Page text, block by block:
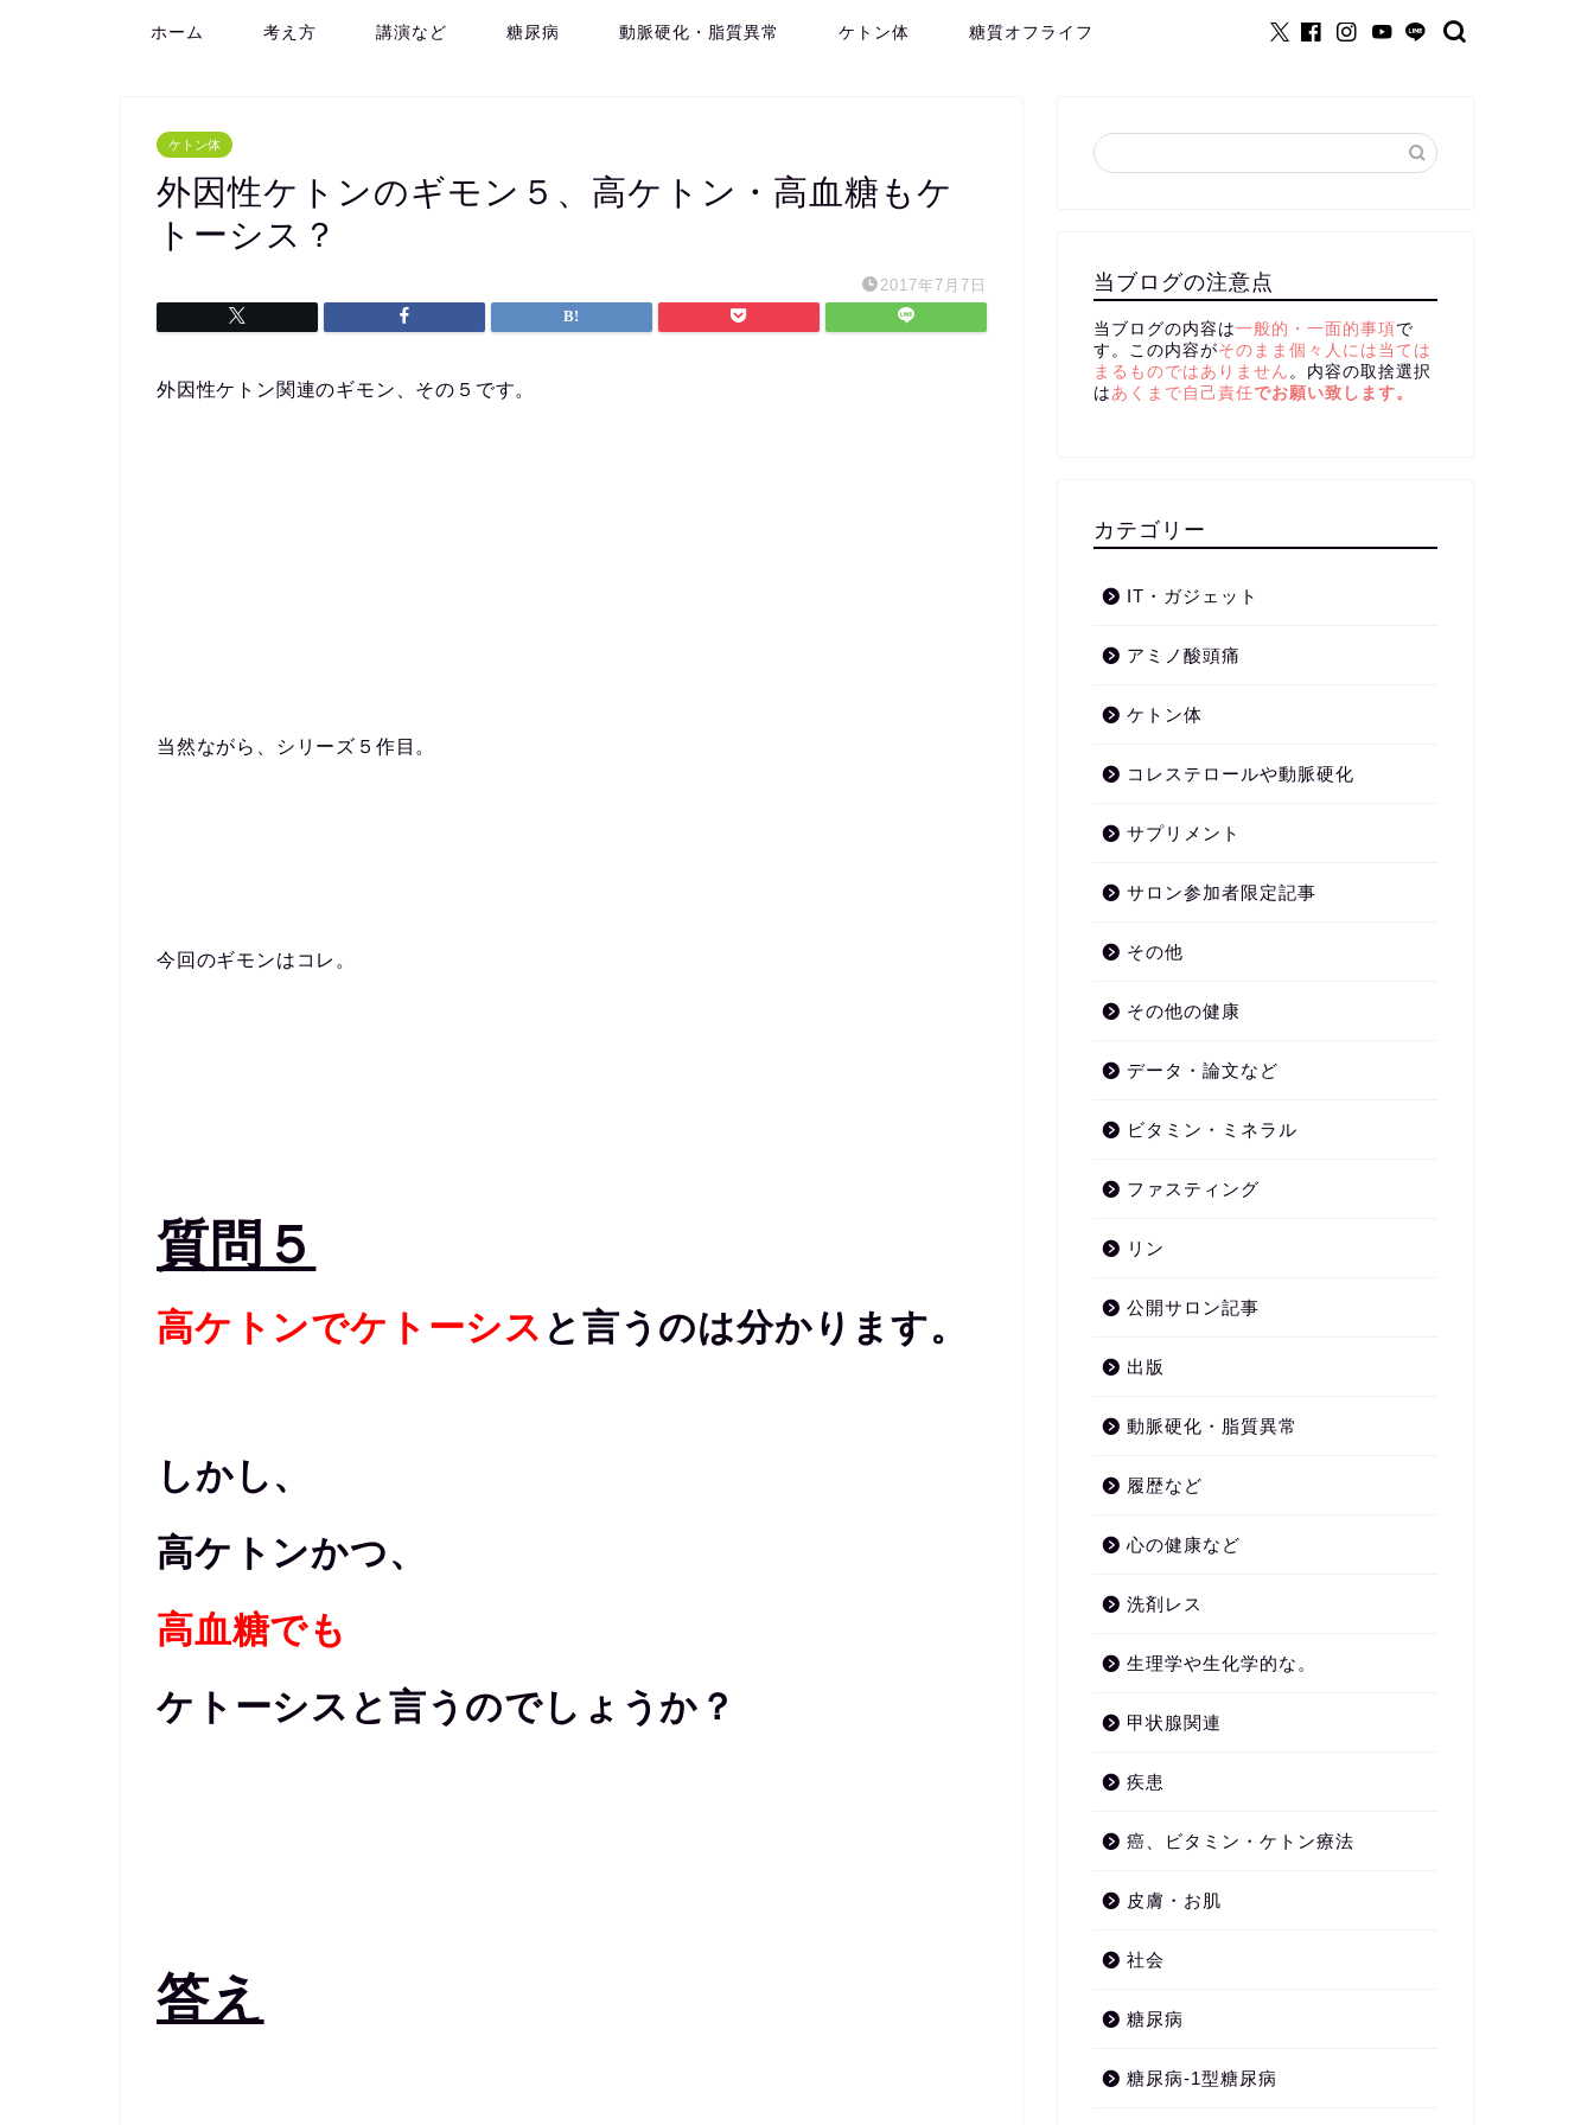
ホーム 考え方 講演など 糖尿病 動脈硬化・脂質異常 ケトン体 糖質オフライフ
ケトン体
外因性ケトンのギモン５、高ケトン・高血糖もケ
トーシス？
2017年7月7日
外因性ケトン関連のギモン、その５です。
当然ながら、シリーズ５作目。
今回のギモンはコレ。
質問５
高ケトンでケトーシス と言うのは分かります。
しかし、
高ケトンかつ、
高血糖でも
ケトーシスと言うのでしょうか？
答え
当ブログの注意点
当ブログの内容は一般的・一面的事項 で
す。この内容がそのまま個々人には当ては
まるものではありません 。内容の取捨選択
は あくまで自己責任でお願い致します。
カテゴリー
IT・ガジェット
アミノ酸頭痛
ケトン体
コレステロールや動脈硬化
サプリメント
サロン参加者限定記事
その他
その他の健康
データ・論文など
ビタミン・ミネラル
ファスティング
リン
公開サロン記事
出版
動脈硬化・脂質異常
履歴など
心の健康など
洗剤レス
生理学や生化学的な。
甲状腺関連
疾患
癌、ビタミン・ケトン療法
皮膚・お肌
社会
糖尿病
糖尿病-1型糖尿病